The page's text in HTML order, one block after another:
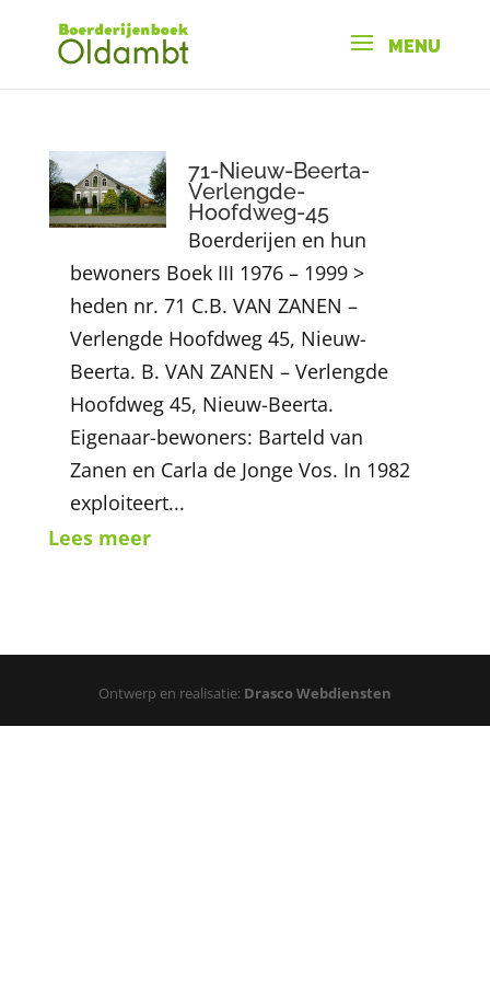
71-Nieuw-Beerta-
Verlengde-
Hoofdweg-45
Boerderijen en hun
bewoners Boek III 1976 – 1999 >
heden nr. 71 C.B. VAN ZANEN –
Verlengde Hoofdweg 45, Nieuw-
Beerta. B. VAN ZANEN – Verlengde
Hoofdweg 45, Nieuw-Beerta.
Eigenaar-bewoners: Barteld van
Zanen en Carla de Jonge Vos. In 1982
exploiteert...
Lees meer
Ontwerp en realisatie: Drasco Webdiensten